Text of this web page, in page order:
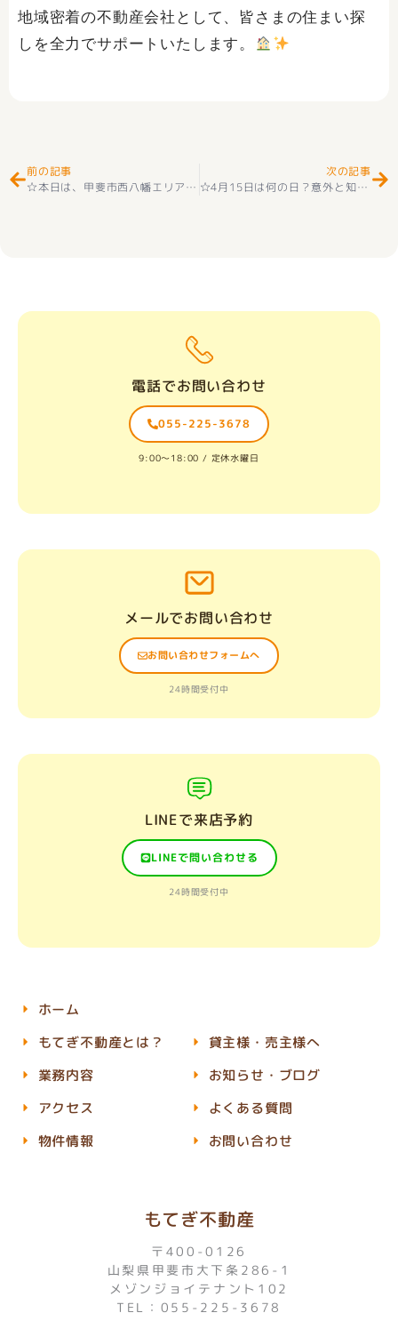
地域密着の不動産会社として、皆さまの住まい探
しを全力でサポートいたします。
前の記事
☆本日は、甲斐市西八幡エリアの不動産売却についてご相談いただきましたお客様へ、心より御礼申し上げます
次の記事
☆4月15日は何の日？意外と知らない記念日をご紹介☺☆
電話でお問い合わせ
055-225-3678
9:00〜18:00 / 定休水曜日
メールでお問い合わせ
お問い合わせフォームへ
24時間受付中
LINEで来店予約
LINEで問い合わせる
24時間受付中
もてぎ不動産
〒400-0126
山梨県甲斐市大下条286-1
メゾンジョイテナント102
TEL：055-225-3678
ホーム
もてぎ不動産とは？
業務内容
アクセス
物件情報
貸主様・売主様へ
お知らせ・ブログ
よくある質問
お問い合わせ